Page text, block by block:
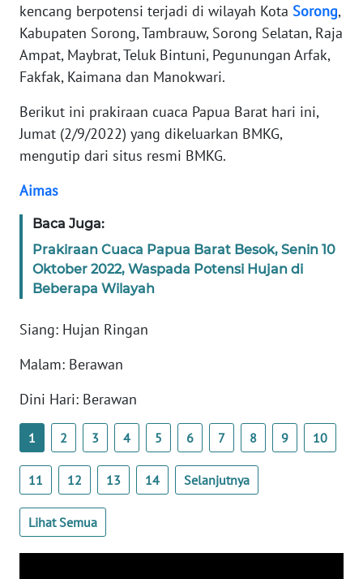
kencang berpotensi terjadi di wilayah Kota Sorong,
Kabupaten Sorong, Tambrauw, Sorong Selatan, Raja
Ampat, Maybrat, Teluk Bintuni, Pegunungan Arfak,
Fakfak, Kaimana dan Manokwari.
Berikut ini prakiraan cuaca Papua Barat hari ini,
Jumat (2/9/2022) yang dikeluarkan BMKG,
mengutip dari situs resmi BMKG.
Aimas
Baca Juga:
Prakiraan Cuaca Papua Barat Besok, Senin 10
Oktober 2022, Waspada Potensi Hujan di
Beberapa Wilayah
Siang: Hujan Ringan
Malam: Berawan
Dini Hari: Berawan
1 2 3 4 5 6 7 8 9 10
11 12 13 14 Selanjutnya
Lihat Semua
WN
SUMUT
WN
JAKARTA
WN
WN
WN
NTT
KEPRI
WN
PAPUA
BARAT
WN
RIAU